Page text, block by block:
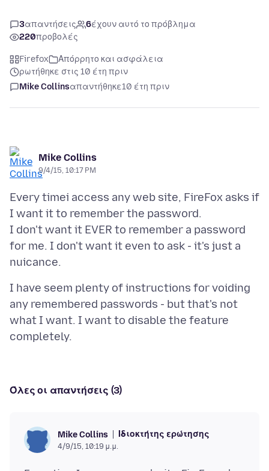
3απαντήσεις 6έχουν αυτό το πρόβλημα
220προβολές
Firefox
Απόρρητο και ασφάλεια
ρωτήθηκε στις 10 έτη πριν
Mike Collinsαπαντήθηκε10 έτη πριν
Mike Collins
9/4/15, 10:17 PM
Every timei access any web site, FireFox asks if
I want it to remember the password.
I don't want it EVER to remember a password
for me. I don't want it even to ask - it's just a
I have seem plenty of instructions for voiding
any remembered passwords - but that's not
what I want. I want to disable the feature
Όλες οι απαντήσεις (3)
Mike Collins Ιδιοκτήτης ερώτησης
4/9/15, 10:19 μ.μ.